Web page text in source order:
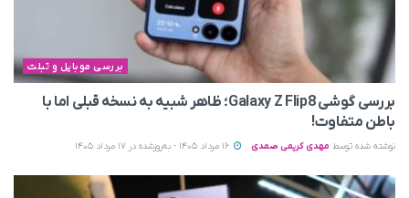
بررسی موبایل و تبلت
بررسی گوشی Galaxy Z Flip8؛ ظاهر شبیه به نسخه قبلی اما با
باطن متفاوت!
نوشته شده توسط مهدی کریمی صمدی